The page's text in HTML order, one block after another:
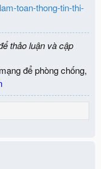
toan-thong-tin-thi-
thảo luận và cập
để phòng chống,